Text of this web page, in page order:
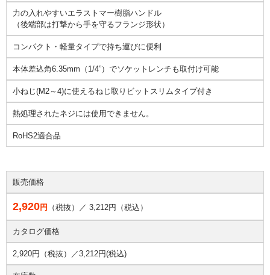
力の入れやすいエラストマー樹脂ハンドル
（後端部は打撃から手を守るフランジ形状）
コンパクト・軽量タイプで持ち運びに便利
本体差込角6.35mm（1/4”）でソケットレンチも取付け可能
小ねじ(M2～4)に使えるねじ取りビットスリムタイプ付き
熱処理されたネジには使用できません。
RoHS2適合品
販売価格
2,920円 （税抜）／ 3,212円（税込）
カタログ価格
2,920円（税抜）／3,212円(税込)